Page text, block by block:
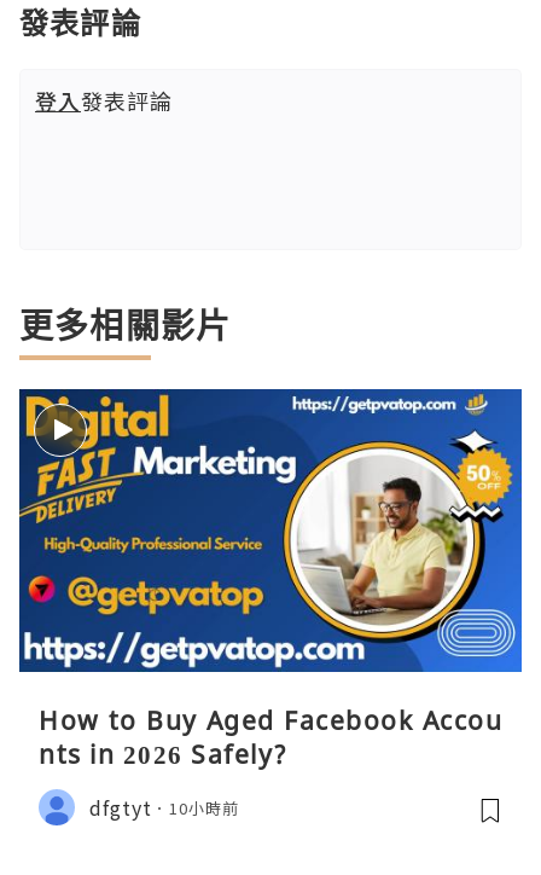
發表評論
登入發表評論
更多相關影片
How to Buy Aged Facebook Accou
nts in 2026 Safely?
dfgtyt 10小時前